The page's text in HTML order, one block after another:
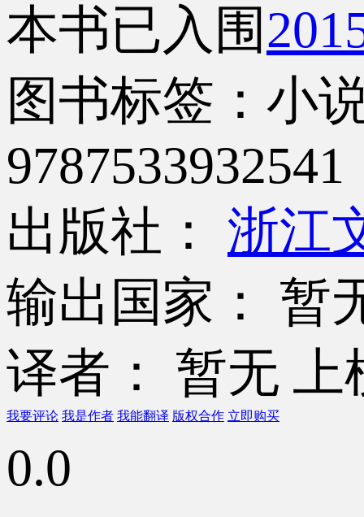
本书已入围
图书标签：小
9787533932541
出版社： 浙江
输出国家： 暂
译者： 暂无 上
我要评论 我是作者 我能翻译 版权合作 立即购买
0.0